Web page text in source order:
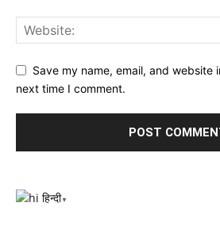
Save my name, email, and website
next time I comment.
हिन्दी▼